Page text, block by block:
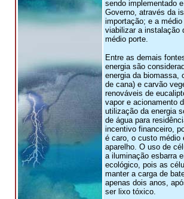
sendo implementado
Governo, através da
importação; e a
viabilizar a instalação
médio porte.
Entre as demais
energia são
energia da biomassa,
de cana) e carvão
renováveis de
vapor e acionamento
utilização da energia
de água para
incentivo financeiro,
é caro, o custo médio
aparelho. O uso de
a iluminação esbarra
ecológico, pois as
manter a carga de
apenas dois anos,
ser lixo tóxico.